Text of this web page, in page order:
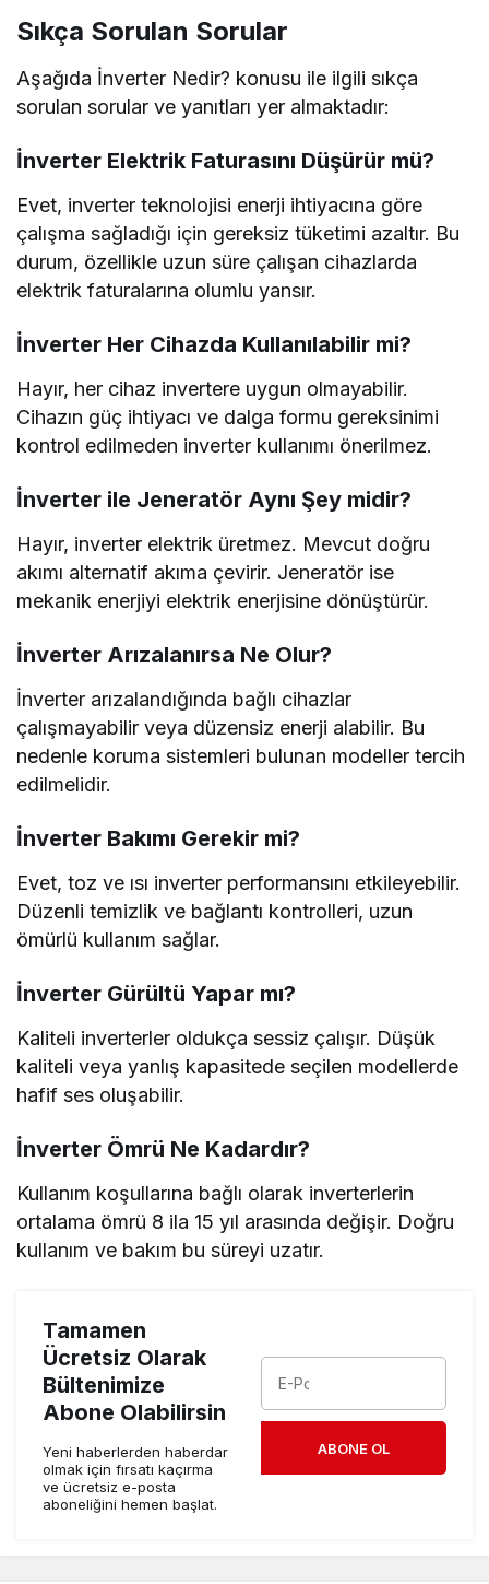
Sıkça Sorulan Sorular
Aşağıda İnverter Nedir? konusu ile ilgili sıkça
sorulan sorular ve yanıtları yer almaktadır:
İnverter Elektrik Faturasını Düşürür mü?
Evet, inverter teknolojisi enerji ihtiyacına göre
çalışma sağladığı için gereksiz tüketimi azaltır. Bu
durum, özellikle uzun süre çalışan cihazlarda
elektrik faturalarına olumlu yansır.
İnverter Her Cihazda Kullanılabilir mi?
Hayır, her cihaz invertere uygun olmayabilir.
Cihazın güç ihtiyacı ve dalga formu gereksinimi
kontrol edilmeden inverter kullanımı önerilmez.
İnverter ile Jeneratör Aynı Şey midir?
Hayır, inverter elektrik üretmez. Mevcut doğru
akımı alternatif akıma çevirir. Jeneratör ise
mekanik enerjiyi elektrik enerjisine dönüştürür.
İnverter Arızalanırsa Ne Olur?
İnverter arızalandığında bağlı cihazlar
çalışmayabilir veya düzensiz enerji alabilir. Bu
nedenle koruma sistemleri bulunan modeller tercih
edilmelidir.
İnverter Bakımı Gerekir mi?
Evet, toz ve ısı inverter performansını etkileyebilir.
Düzenli temizlik ve bağlantı kontrolleri, uzun
ömürlü kullanım sağlar.
İnverter Gürültü Yapar mı?
Kaliteli inverterler oldukça sessiz çalışır. Düşük
kaliteli veya yanlış kapasitede seçilen modellerde
hafif ses oluşabilir.
İnverter Ömrü Ne Kadardır?
Kullanım koşullarına bağlı olarak inverterlerin
ortalama ömrü 8 ila 15 yıl arasında değişir. Doğru
kullanım ve bakım bu süreyi uzatır.
Tamamen
Ücretsiz Olarak
Bültenimize
Abone Olabilirsin
Yeni haberlerden haberdar
olmak için fırsatı kaçırma
ve ücretsiz e-posta
aboneliğini hemen başlat.
ABONE OL